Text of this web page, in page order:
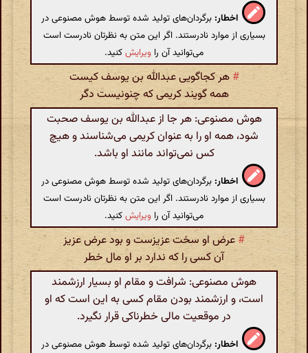
اخطار: برگردان‌های تولید شده توسط هوش مصنوعی در
بسیاری از موارد نادرستند. اگر این متن به نظرتان نادرست است
می‌توانید آن را ویرایشکنید.
# هر کجاگویی عبدالله بن یوسف کیست
همه گویند کریمی که چنونیست دگر
هوش مصنوعی: هر جا از عبدالله بن یوسف صحبت
شود، همه او را به عنوان کریمی می‌شناسند و هیچ
کس نمی‌تواند مانند او باشد.
اخطار: برگردان‌های تولید شده توسط هوش مصنوعی در
بسیاری از موارد نادرستند. اگر این متن به نظرتان نادرست است
می‌توانید آن را ویرایشکنید.
# عرض او سخت عزیزست و بود عرض عزیز
آن کسی را که ندارد بر او مال خطر
هوش مصنوعی: شرافت و مقام او بسیار ارزشمند
است، و ارزشمند بودن مقام کسی به این است که او
در موقعیت مالی خطرناکی قرار نگیرد.
اخطار: برگردان‌های تولید شده توسط هوش مصنوعی در